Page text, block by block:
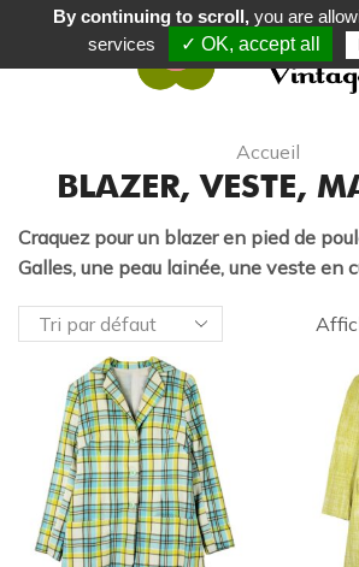
Accueil
BLAZER, VESTE,
Craquez pour un blazer en pied de
Galles, une peau lainée, une veste en
By continuing to scroll,you are
services
✓ OK, accept all